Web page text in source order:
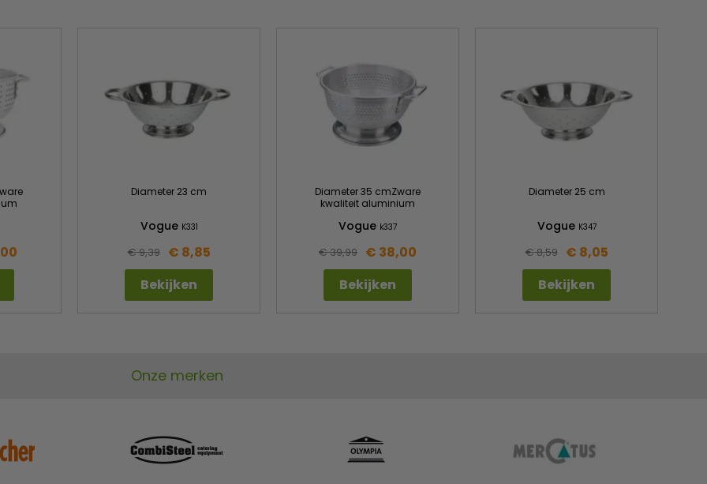
Diameter 23 cm
Vogue K331
€ 9,39
€ 8,85
Bekijken
Diameter 35 cmZware
kwaliteit aluminium
Vogue k337
€ 39,99 € 38,00
Bekijken
Diameter 25 cm
Vogue K347
€ 8,59
€ 8,05
Bekijken
Onze merken